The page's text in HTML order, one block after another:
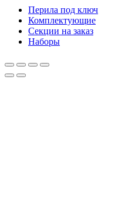
Перила под ключ
Комплектующие
Секции на заказ
Наборы